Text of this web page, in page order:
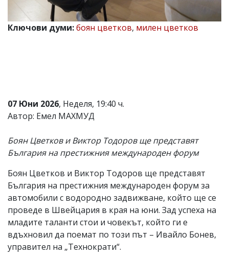
Колев,
email:
office@flagman.bg
читателите
и
носи
отговорност
тях!
Ако
откриете
обиден
за
вас
коментар,
моля
сигнализирайте
ни!
Ключови думи:боян цветков, милен цветков
07 Юни 2026, Неделя, 19:40 ч.
Автор: Емел МАХМУД
Боян Цветков и Виктор Тодоров ще представят
България на престижния международен форум
Боян Цветков и Виктор Тодоров ще представят
България на престижния международен форум за
автомобили с водородно задвижване, който ще се
проведе в Швейцария в края на юни. Зад успеха на
младите таланти стои и човекът, който ги е
вдъхновил да поемат по този път – Ивайло Бонев,
управител на „Технократи“.